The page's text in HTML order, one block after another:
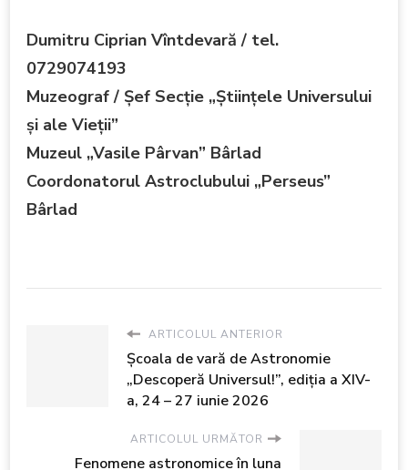
Dumitru Ciprian Vîntdevară / tel.
0729074193
Muzeograf / Şef Secţie „Ştiinţele Universului
şi ale Vieţii”
Muzeul „Vasile Pârvan” Bârlad
Coordonatorul Astroclubului „Perseus”
Bârlad
ARTICOLUL ANTERIOR
Şcoala de vară de Astronomie
„Descoperă Universul!”, ediţia a XIV-
a, 24 – 27 iunie 2026
ARTICOLUL URMĂTOR
Fenomene astronomice în luna